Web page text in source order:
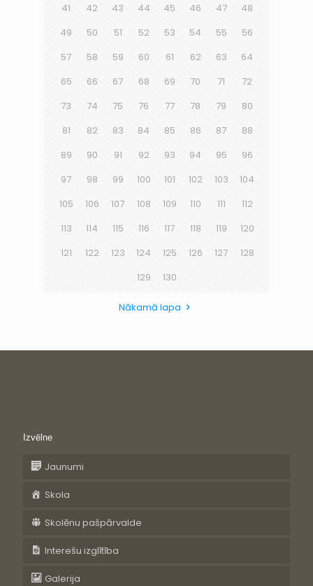
41
42 43 44 45 46 47
48
49
50 51 52 53 54 55
56
57
58 59 60 61 62 63
64
65
66 67 68 69 70 71
72
73
74 75 76 77 78 79
80
81
82 83 84 85 86 87
88
89
90 91 92 93 94 95
96
97
98 99 100 101 102 103
104
105
106 107 108 109 110 111
112
113
114 115 116 117 118 119
120
121
122 123 124 125 126 127
128
129
130
Nākamā lapa
Izvēlne
Jaunumi
Skola
Skolēnu pašpārvalde
Interešu izglītība
Galerija